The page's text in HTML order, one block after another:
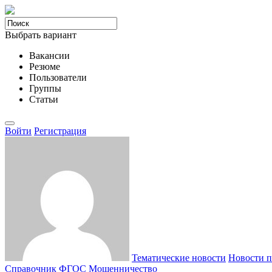
Выбрать вариант
Вакансии
Резюме
Пользователи
Группы
Статьи
Войти Регистрация
Тематические новости Новости
Справочник ФГОС Мошенничество